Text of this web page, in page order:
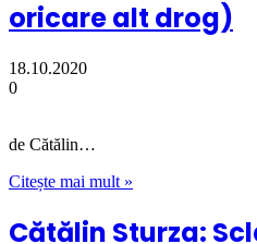
oricare alt drog)
18.10.2020
0
de Cătălin…
Citește mai mult »
Cătălin Sturza: